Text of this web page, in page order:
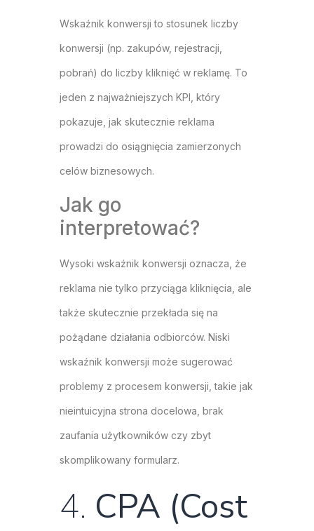
Wskaźnik konwersji to stosunek liczby
konwersji (np. zakupów, rejestracji,
pobrań) do liczby kliknięć w reklamę. To
jeden z najważniejszych KPI, który
pokazuje, jak skutecznie reklama
prowadzi do osiągnięcia zamierzonych
celów biznesowych.
Jak go
interpretować?
Wysoki wskaźnik konwersji oznacza, że
reklama nie tylko przyciąga kliknięcia, ale
także skutecznie przekłada się na
pożądane działania odbiorców. Niski
wskaźnik konwersji może sugerować
problemy z procesem konwersji, takie jak
nieintuicyjna strona docelowa, brak
zaufania użytkowników czy zbyt
skomplikowany formularz.
4. CPA (Cost